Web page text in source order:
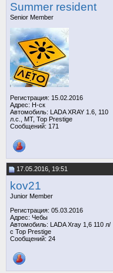
Summer resident
Senior Member
Регистрация: 15.02.2016
Адрес: Н-ск
Автомобиль: LADA XRAY 1.6, 110
л.с., MT, Top Prestige
Сообщений: 171
17.05.2016, 19:51
kov21
Junior Member
Регистрация: 05.03.2016
Адрес: Чебы
Автомобиль: LADA Xray 1,6 110 л/
с Top Prestige
Сообщений: 24